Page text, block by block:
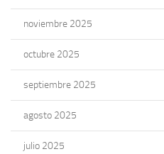
noviembre 2025
octubre 2025
septiembre 2025
agosto 2025
julio 2025